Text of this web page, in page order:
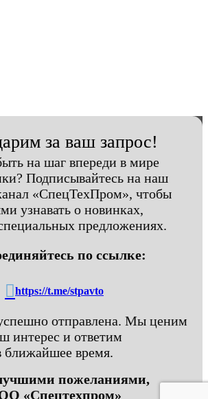
за ваш запрос!
на шаг впереди в мире
Подписывайтесь на наш
«СпецТехПром», чтобы
узнавать о новинках,
предложениях.
по ссылке:
https://t.me/stpavto
отправлена. Мы ценим
интерес и ответим
ближайшее время.
пожеланиями,
«Спецтехпром»